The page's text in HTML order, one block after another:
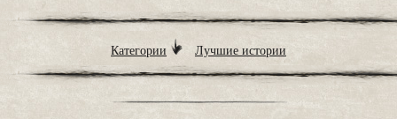
Категории Лучшие истории